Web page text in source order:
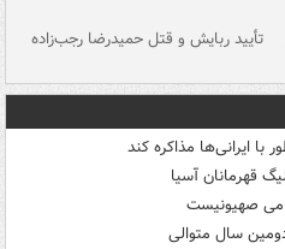
تأیید ربایش و قتل حمیدرضا رجب‌زاده
با ایرانی‌ها مذاکره کند
قهرمانان آسیا
صهیونیست